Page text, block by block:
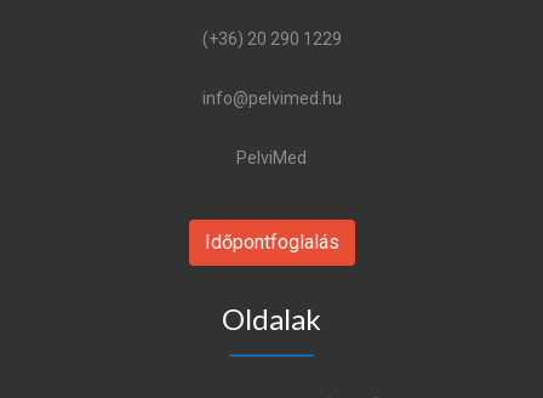
(+36) 20 290 1229
info@pelvimed.hu
PelviMed
Időpontfoglalás
Oldalak